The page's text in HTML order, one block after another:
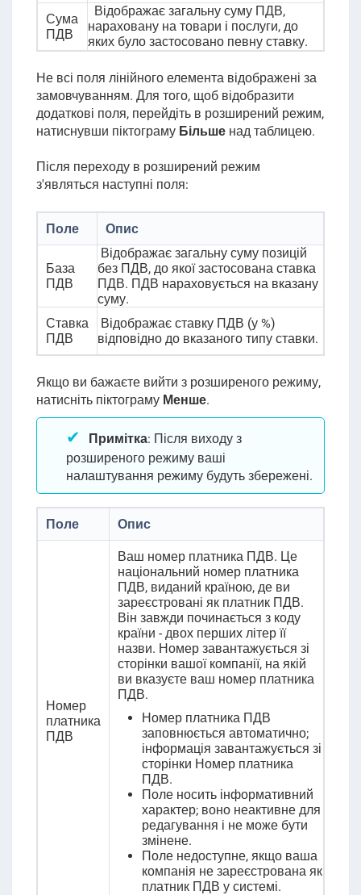
Сума
ПДВ
Відображає загальну суму ПДВ,
нараховану на товари і послуги, до
яких було застосовано певну ставку.
Не всі поля лінійного елемента відображені за
замовчуванням. Для того, щоб відобразити
додаткові поля, перейдіть в розширений режим,
натиснувши піктограму Більшенад таблицею.
Після переходу в розширений режим
з'являться наступні поля:
Поле Опис
База
ПДВ
Відображає загальну суму позицій
без ПДВ, до якої застосована ставка
ПДВ. ПДВ нараховується на вказану
суму.
Ставка
ПДВ
Відображає ставку ПДВ (у %)
відповідно до вказаного типу ставки.
Якщо ви бажаєте вийти з розширеного режиму,
натисніть піктограму Менше.
Примітка: Після виходу з
розширеного режиму ваші
налаштування режиму будуть збережені.
Поле Опис
Номер
платника
ПДВ
Ваш номер платника ПДВ. Це
національний номер платника
ПДВ, виданий країною, де ви
зареєстровані як платник ПДВ.
Він завжди починається з коду
країни - двох перших літер її
назви. Номер завантажується зі
сторінки вашої компанії, на якій
ви вказуєте ваш номер платника
ПДВ.
Номер платника ПДВ
заповнюється автоматично;
інформація завантажується зі
сторінки Номер платника
ПДВ.
Поле носить інформативний
характер; воно неактивне для
редагування і не може бути
змінене.
Поле недоступне, якщо ваша
компанія не зареєстрована як
платник ПДВ у системі.